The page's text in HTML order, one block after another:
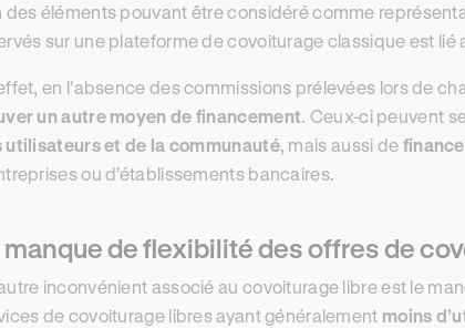
des éléments pouvant être considéré comme
sur une plateforme de covoiturage classique est
en l’absence des commissions prélevées lors de
un autre moyen de financement. Ceux-ci peuvent
utilisateurs et de la communauté, mais aussi de
ou d’établissements bancaires.
manque de flexibilité des offres de
inconvénient associé au covoiturage libre est le
de covoiturage libres ayant généralement moins